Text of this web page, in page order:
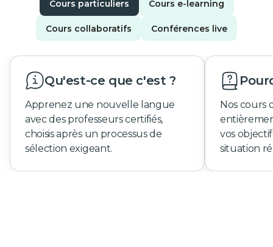
Cours particuliers Cours e-learning
Cours collaboratifs Conférences live
Qu'est-ce que c'est ?
Apprenez une nouvelle langue
avec des professeurs certifiés,
choisis après un processus de
sélection exigeant.
Nos cours
vos
situation